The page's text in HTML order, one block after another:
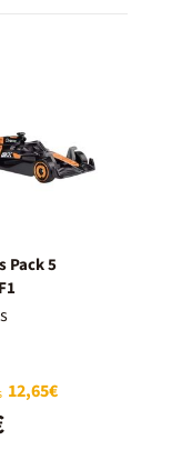
Pack 5
12,65€